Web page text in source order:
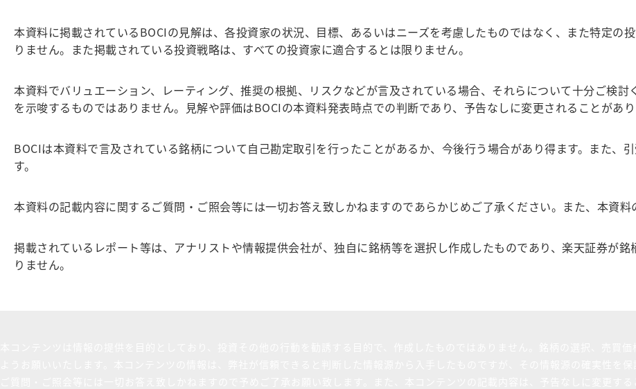
本資料に掲載されているBOCIの見解は、各投資家の状況、目標、あるいはニーズを考慮したものではなく、また特定の
りません。また掲載されている投資戦略は、すべての投資家に適合するとは限りません。
本資料でバリュエーション、レーティング、推奨の根拠、リスクなどが言及されている場合、それらについて十分ご検
を示唆するものではありません。見解や評価はBOCIの本資料発表時点での判断であり、予告なしに変更されることがあり
BOCIは本資料で言及されている銘柄について自己勘定取引を行ったことがあるか、今後行う場合があり得ます。また、
す。
本資料の記載内容に関するご質問・ご照会等には一切お答え致しかねますのであらかじめご了承ください。また、本資料
掲載されているレポート等は、アナリストや情報提供会社が、独自に銘柄等を選択し作成したものであり、楽天証券が
りません。